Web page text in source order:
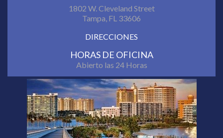
1802 W. Cleveland Street
Tampa, FL 33606
DIRECCIONES
HORAS DE OFICINA
Abierto las 24 Horas